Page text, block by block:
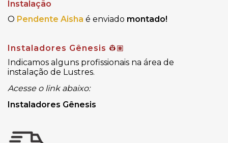
Instalação
O Pendente Aisha é enviado montado!
Instaladores Gênesis 👷🏽
Indicamos alguns profissionais na área de
instalação de Lustres.
Acesse o link abaixo:
Instaladores Gênesis